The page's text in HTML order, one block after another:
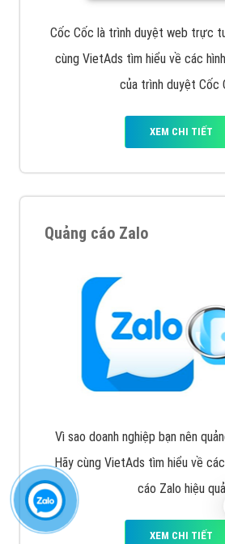
Cốc Cốc là trình duyệt web trực
cùng VietAds tìm hiểu về các
của trình duyệt Cốc
XEM CHI TIẾT
Quảng cáo Zalo
Vì sao doanh nghiệp bạn nên
Hãy cùng VietAds tìm hiểu về
cáo Zalo hiệu quả
XEM CHI TIẾT